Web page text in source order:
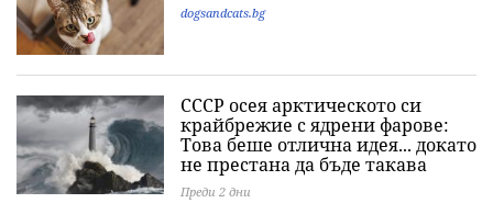
dogsandcats.bg
СССР осея арктическото си
крайбрежие с ядрени фарове:
Това беше отлична идея... докато
не престана да бъде такава
Преди 2 дни